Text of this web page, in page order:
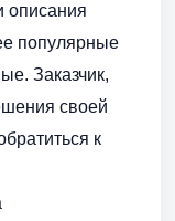
описания
популярные
Заказчик,
своей
к